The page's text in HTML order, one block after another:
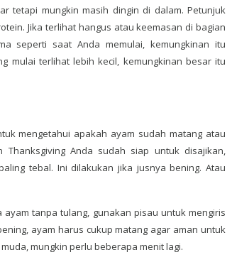
tetapi mungkin masih dingin di dalam. Petunjuk
Jika terlihat hangus atau keemasan di bagian
seperti saat Anda memulai, kemungkinan itu
mulai terlihat lebih kecil, kemungkinan besar itu
mengetahui apakah ayam sudah matang atau
Anda sudah siap untuk disajikan,
tebal. Ini dilakukan jika jusnya bening. Atau
tanpa tulang, gunakan pisau untuk mengiris
ayam harus cukup matang agar aman untuk
mungkin perlu beberapa menit lagi.